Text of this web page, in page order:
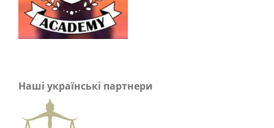
Наші українські партнери